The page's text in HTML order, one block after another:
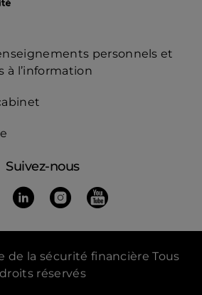
personnels et
à l’information
Suivez-nous
Suivez nous sur Facebook
(ouvre dans un nouvel onglet)
Suivez-nous Linkedin
(ouvre dans un nouvel
Suivez nous sur
(ouvre dans un nouvel
Suivez nous sur
(ouvre dans un
de la sécurité financière Tous
droits réservés